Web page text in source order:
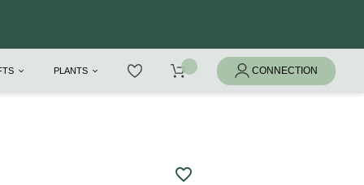
PLANTS
favorite_border